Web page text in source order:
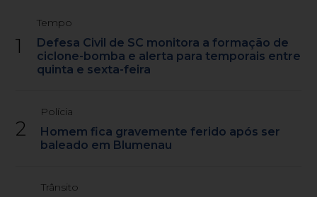
1
Tempo
Defesa Civil de SC monitora a formação de
ciclone-bomba e alerta para temporais entre
quinta e sexta-feira
2
Polícia
Homem fica gravemente ferido após ser
baleado em Blumenau
Trânsito